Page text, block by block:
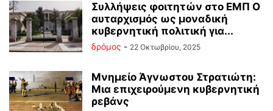
Συλλήψεις φοιτητών στο ΕΜΠ Ο
αυταρχισμός ως μοναδική
κυβερνητική πολιτική για...
δρόμος - 22 Οκτωβρίου, 2025
Μνημείο Άγνωστου Στρατιώτη:
Μια επιχειρούμενη κυβερνητική
ρεβάνς